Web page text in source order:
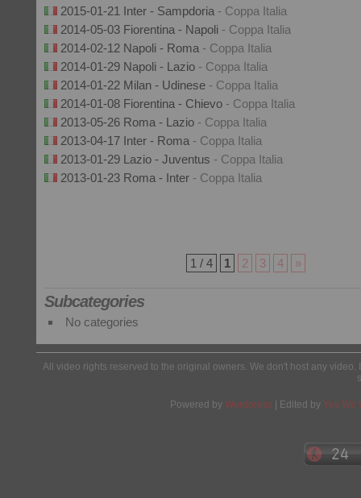
2015-01-21 Inter - Sampdoria - Coppa Italia
2014-05-03 Fiorentina - Napoli - Coppa Italia
2014-02-12 Napoli - Roma - Coppa Italia
2014-01-29 Napoli - Lazio - Coppa Italia
2014-01-22 Milan - Udinese - Coppa Italia
2014-01-08 Fiorentina - Chievo - Coppa Italia
2013-05-26 Roma - Lazio - Coppa Italia
2013-04-17 Inter - Roma - Coppa Italia
2013-01-29 Lazio - Juventus - Coppa Italia
2013-01-23 Roma - Inter - Coppa Italia
1 / 4 1 2 3 4 »
Subcategories
No categories
All video rights reserved to the original owners. We don't host any
Powered by Wordpress | Edited by Yes We